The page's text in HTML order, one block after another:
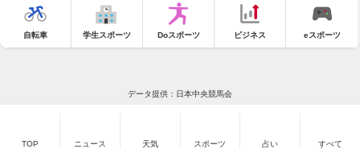
自転車 学生スポーツ Doスポーツ ビジネス eスポーツ
データ提供：日本中央競馬会
TOP ニュース 天気 スポーツ 占い すべて